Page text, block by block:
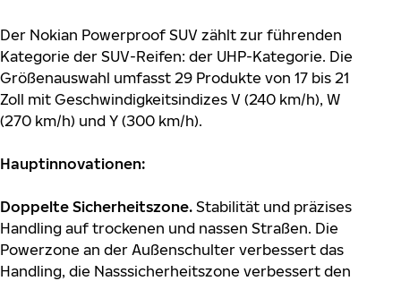
Der Nokian Powerproof SUV zählt zur führenden
Kategorie der SUV-Reifen: der UHP-Kategorie. Die
Größenauswahl umfasst 29 Produkte von 17 bis 21
Zoll mit Geschwindigkeitsindizes V (240 km/h), W
(270 km/h) und Y (300 km/h).
Hauptinnovationen:
Doppelte Sicherheitszone. Stabilität und präzises
Handling auf trockenen und nassen Straßen. Die
Powerzone an der Außenschulter verbessert das
Handling, die Nasssicherheitszone verbessert den